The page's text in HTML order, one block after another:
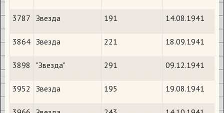
3787 Звезда 191 14.08.1941
3864 Звезда 221 18.09.1941
3898 "Звезда" 291 09.12.1941
3952 Звезда 195 19.08.1941